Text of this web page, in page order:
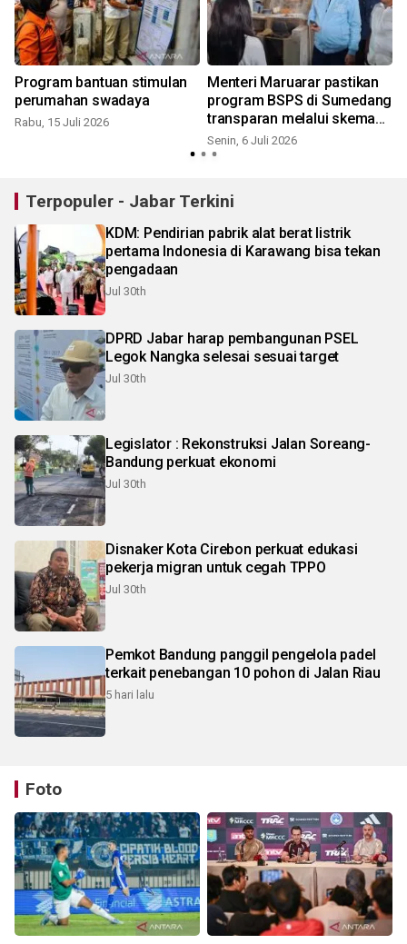
Program bantuan stimulan
perumahan swadaya
Rabu, 15 Juli 2026
Menteri Maruarar pastikan
program BSPS di Sumedang
transparan melalui skema
PTT
Senin, 6 Juli 2026
Terpopuler - Jabar Terkini
KDM: Pendirian pabrik alat berat listrik
pertama Indonesia di Karawang bisa tekan
pengadaan
Jul 30th
DPRD Jabar harap pembangunan PSEL
Legok Nangka selesai sesuai target
Jul 30th
Legislator : Rekonstruksi Jalan Soreang-
Bandung perkuat ekonomi
Jul 30th
Disnaker Kota Cirebon perkuat edukasi
pekerja migran untuk cegah TPPO
Jul 30th
Pemkot Bandung panggil pengelola padel
terkait penebangan 10 pohon di Jalan Riau
5 hari lalu
Foto